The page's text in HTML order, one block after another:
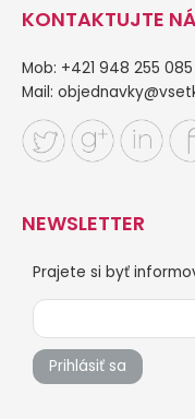
KONTAKTUJTE
Mob: +421 948 255 085
Mail:
NEWSLETTER
Prajete si byť
Prihlásiť sa